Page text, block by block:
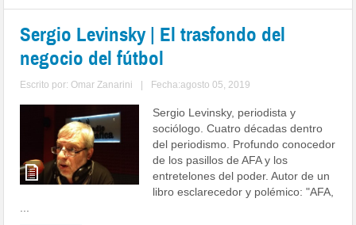
Sergio Levinsky | El trasfondo del
negocio del fútbol
Escrito por:Omar Zanarini Fecha:agosto 05, 2019
Sergio Levinsky, periodista y
sociólogo. Cuatro décadas dentro
del periodismo. Profundo conocedor
de los pasillos de AFA y los
entretelones del poder. Autor de un
libro esclarecedor y polémico: "AFA,